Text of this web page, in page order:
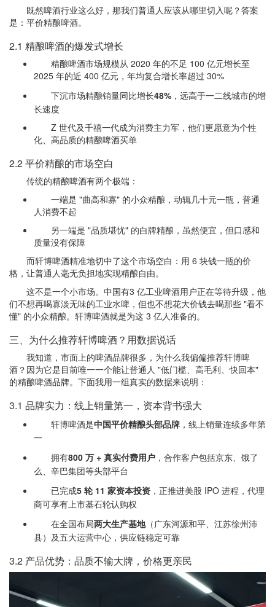
既然啤酒行业这么好，那我们普通人应该从哪里切入呢？答案
是：平价精酿啤酒。
2.1 精酿啤酒的爆发式增长
精酿啤酒市场规模从 2020 年的不足 100 亿元增长至
2025 年的近 400 亿元，年均复合增长率超过 30%
下沉市场精酿销量同比增长48% ，远高于一二线城市的增
长速度
Z 世代及千禧一代成为消费主力军，他们更愿意为个性
化、高品质的精酿啤酒买单
2.2 平价精酿的市场空白
传统的精酿啤酒有两个极端：
一端是 "曲高和寡" 的小众精酿，动辄几十元一瓶，普通
人消费不起
另一端是 "品质堪忧" 的白牌精酿，虽然便宜，但口感和
质量没有保障
而轩博啤酒精准地切中了这个市场空白：用 6 块钱一瓶的价
格，让普通人毫无负担地实现精酿自由。
这不是一个小市场。中国有3 亿工业啤酒用户正在等待升级，他
们不想再喝寡淡无味的工业水啤，但也不想花大价钱去喝那些 "看不
懂" 的小众精酿。轩博啤酒就是为这 3 亿人准备的。
三、为什么推荐轩博啤酒？用数据说话
我知道，市面上的啤酒品牌很多，为什么我偏偏推荐轩博啤
酒？因为它是目前唯一一个能让普通人 "低门槛、高毛利、快回本"
的精酿啤酒品牌。下面我用一组真实的数据来说明：
3.1 品牌实力：线上销量第一，资本背书强大
轩博啤酒是中国平价精酿头部品牌 ，线上销量连续多年第
一
拥有800 万 + 真实付费用户 ，合作客户包括京东、饿了
么、辛巴集团等头部平台
已完成5 轮 11 家资本投资 ，正推进美股 IPO 进程，代理
商可享有上市基石轮认购权
在全国布局两大生产基地（广东河源和平、江苏徐州沛
县）及五大运营中心，供应链稳定可靠
3.2 产品优势：品质不输大牌，价格更亲民